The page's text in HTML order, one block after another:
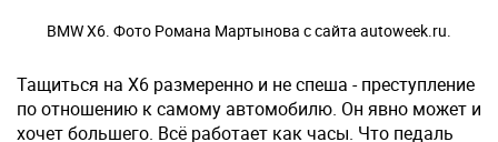
BMW X6. Фото Романа Мартынова с сайта autoweek.ru.
Тащиться на Х6 размеренно и не спеша - преступление
по отношению к самому автомобилю. Он явно может и
хочет большего. Всё работает как часы. Что педаль